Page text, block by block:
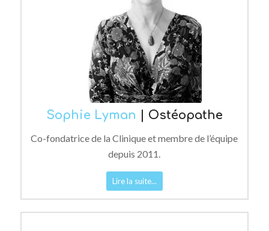
Sophie Lyman | Ostéopathe
Co-fondatrice de la Clinique et membre de l’équipe
depuis 2011.
Lire la suite...